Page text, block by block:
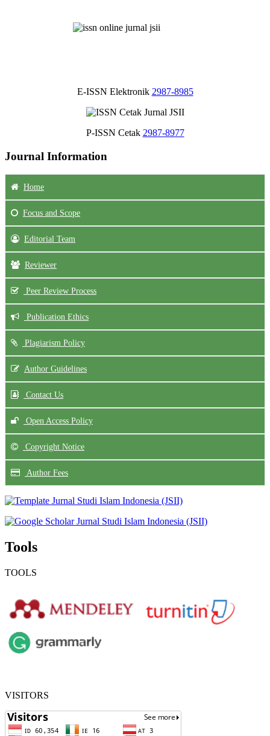
E-ISSN Elektronik 2987-8985
P-ISSN Cetak 2987-8977
Journal Information
Home
Focus and Scope
Editorial Team
Reviewer
Peer Review Process
Publication Ethics
Plagiarism Policy
Author Guidelines
Contact Us
Open Access Policy
Copyright Notice
Author Fees
Tools
TOOLS
VISITORS